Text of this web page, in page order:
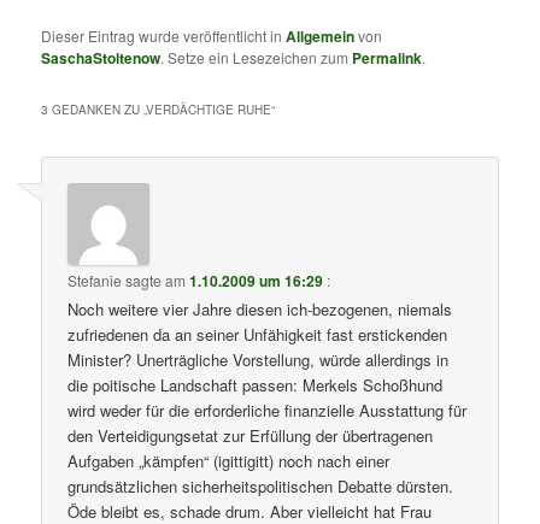
Dieser Eintrag wurde veröffentlicht inAllgemeinvon
SaschaStoltenow. Setze ein Lesezeichen zum Permalink.
3 GEDANKEN ZU „VERDÄCHTIGE RUHE“
Stefanie sagte am1.10.2009 um 16:29 :
Noch weitere vier Jahre diesen ich-bezogenen, niemals
zufriedenen da an seiner Unfähigkeit fast erstickenden
Minister? Unerträgliche Vorstellung, würde allerdings in
die poitische Landschaft passen: Merkels Schoßhund
wird weder für die erforderliche finanzielle Ausstattung für
den Verteidigungsetat zur Erfüllung der übertragenen
Aufgaben „kämpfen“ (igittigitt) noch nach einer
grundsätzlichen sicherheitspolitischen Debatte dürsten.
Öde bleibt es, schade drum. Aber vielleicht hat Frau